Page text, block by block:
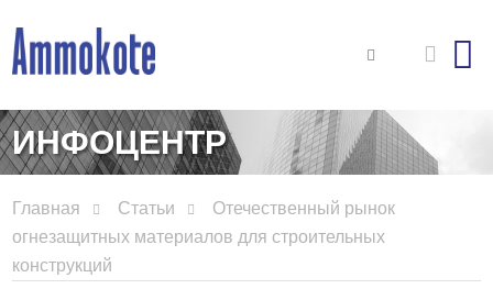
ИНФОЦЕНТР
Главная Статьи
Отечественный рынок
огнезащитных материалов для строительных
конструкций